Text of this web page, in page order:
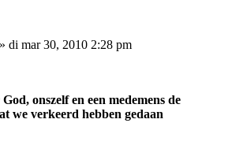
» di mar 30, 2010 2:28 pm
onszelf en een medemens de
we verkeerd hebben gedaan